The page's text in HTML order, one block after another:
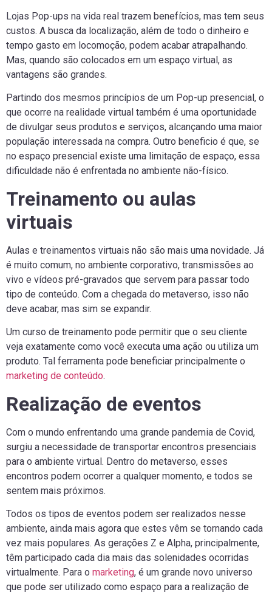
Lojas Pop-ups na vida real trazem benefícios, mas tem seus
custos. A busca da localização, além de todo o dinheiro e
tempo gasto em locomoção, podem acabar atrapalhando.
Mas, quando são colocados em um espaço virtual, as
vantagens são grandes.
Partindo dos mesmos princípios de um Pop-up presencial, o
que ocorre na realidade virtual também é uma oportunidade
de divulgar seus produtos e serviços, alcançando uma maior
população interessada na compra. Outro beneficio é que, se
no espaço presencial existe uma limitação de espaço, essa
dificuldade não é enfrentada no ambiente não-físico.
Treinamento ou aulas
virtuais
Aulas e treinamentos virtuais não são mais uma novidade. Já
é muito comum, no ambiente corporativo, transmissões ao
vivo e vídeos pré-gravados que servem para passar todo
tipo de conteúdo. Com a chegada do metaverso, isso não
deve acabar, mas sim se expandir.
Um curso de treinamento pode permitir que o seu cliente
veja exatamente como você executa uma ação ou utiliza um
produto. Tal ferramenta pode beneficiar principalmente o
marketing de conteúdo.
Realização de eventos
Com o mundo enfrentando uma grande pandemia de Covid,
surgiu a necessidade de transportar encontros presenciais
para o ambiente virtual. Dentro do metaverso, esses
encontros podem ocorrer a qualquer momento, e todos se
sentem mais próximos.
Todos os tipos de eventos podem ser realizados nesse
ambiente, ainda mais agora que estes vêm se tornando cada
vez mais populares. As gerações Z e Alpha, principalmente,
têm participado cada dia mais das solenidades ocorridas
virtualmente. Para o marketing, é um grande novo universo
que pode ser utilizado como espaço para a realização de